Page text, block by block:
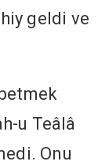
geldi ve
u Teâlâ
Onu